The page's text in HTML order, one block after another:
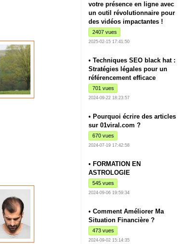
votre présence en ligne avec
un outil révolutionnaire pour
des vidéos impactantes !
2407 vues
2025-02-15 17:41:50
• Techniques SEO black hat :
Stratégies légales pour un
référencement efficace
701 vues
2024-09-22 18:23:57
• Pourquoi écrire des articles
sur 01viral.com ?
670 vues
2024-07-19 17:42:58
• FORMATION EN
ASTROLOGIE
545 vues
2024-09-06 19:59:34
• Comment Améliorer Ma
Situation Financière ?
473 vues
2024-09-02 15:14:35